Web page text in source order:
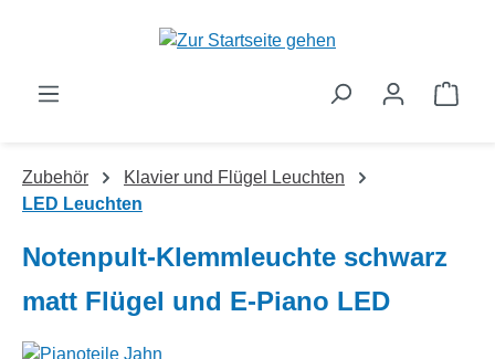
Zum Hauptinhalt springen
Zubehör
Klavier und Flügel Leuchten
LED Leuchten
Notenpult-Klemmleuchte schwarz
matt Flügel und E-Piano LED